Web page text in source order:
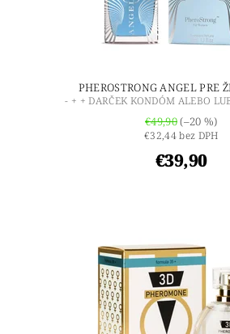
PHEROSTRONG ANGEL PRE
- + + DARČEK KONDÓM ALEBO
€49,90(–20 %)
€32,44 bez DPH
€39,90